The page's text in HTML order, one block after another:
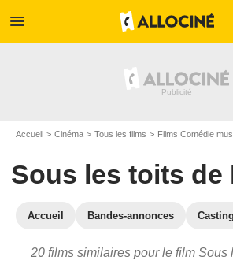
menu
Accueil Cinéma Tous les films Films Comédie
Sous les toits de
Accueil Bandes-annonces Casting
20 films similaires pour le film Sous